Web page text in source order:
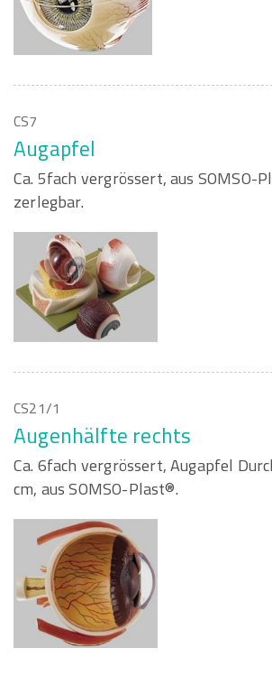
CS7
Augapfel
Ca. 5fach vergrössert, aus SOMSO-
zerlegbar.
CS21/1
Augenhälfte rechts
Ca. 6fach vergrössert, Augapfel
cm, aus SOMSO-Plast®.